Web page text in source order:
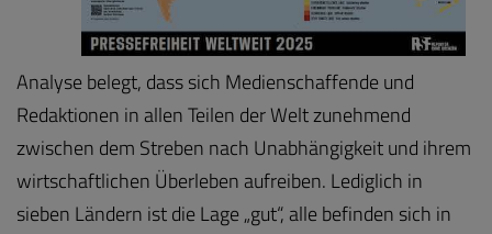
Analyse belegt, dass sich Medienschaffende und
Redaktionen in allen Teilen der Welt zunehmend
zwischen dem Streben nach Unabhängigkeit und ihrem
wirtschaftlichen Überleben aufreiben. Lediglich in
sieben Ländern ist die Lage „gut“, alle befinden sich in